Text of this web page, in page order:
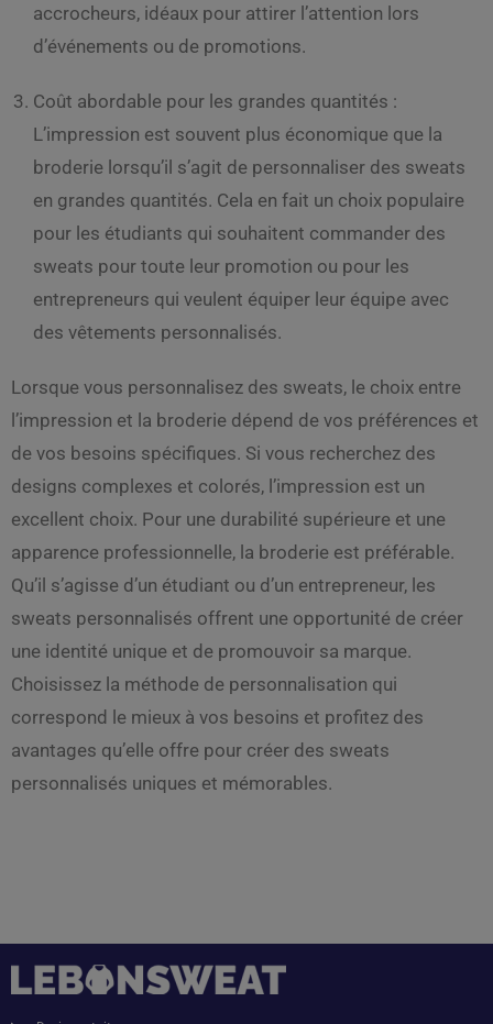
accrocheurs, idéaux pour attirer l’attention lors
d’événements ou de promotions.
Coût abordable pour les grandes quantités :
L’impression est souvent plus économique que la
broderie lorsqu’il s’agit de personnaliser des sweats
en grandes quantités. Cela en fait un choix populaire
pour les étudiants qui souhaitent commander des
sweats pour toute leur promotion ou pour les
entrepreneurs qui veulent équiper leur équipe avec
des vêtements personnalisés.
Lorsque vous personnalisez des sweats, le choix entre
l’impression et la broderie dépend de vos préférences et
de vos besoins spécifiques. Si vous recherchez des
designs complexes et colorés, l’impression est un
excellent choix. Pour une durabilité supérieure et une
apparence professionnelle, la broderie est préférable.
Qu’il s’agisse d’un étudiant ou d’un entrepreneur, les
sweats personnalisés offrent une opportunité de créer
une identité unique et de promouvoir sa marque.
Choisissez la méthode de personnalisation qui
correspond le mieux à vos besoins et profitez des
avantages qu’elle offre pour créer des sweats
personnalisés uniques et mémorables.